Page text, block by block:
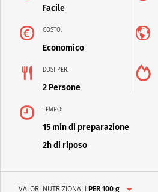
Facile
COSTO:
Economico
DOSI PER:
2 Persone
TEMPO:
15 min di preparazione
2h di riposo
VALORI NUTRIZIONALI PER 100 g